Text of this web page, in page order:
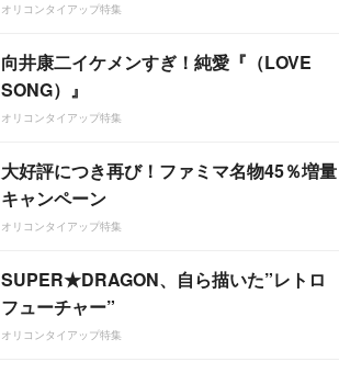
オリコンタイアップ特集
向井康二イケメンすぎ！純愛『（LOVE
SONG）』
オリコンタイアップ特集
大好評につき再び！ファミマ名物45％増量
キャンペーン
オリコンタイアップ特集
SUPER★DRAGON、自ら描いた”レトロ
フューチャー”
オリコンタイアップ特集